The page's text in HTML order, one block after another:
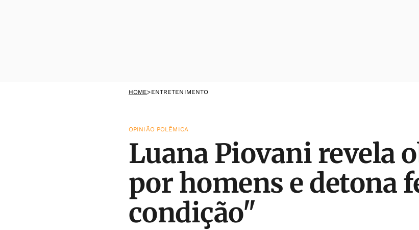
HOME>ENTRETENIMENTO
OPINIÃO POLÊMICA
Luana Piovani revela
por homens e detona
condição"